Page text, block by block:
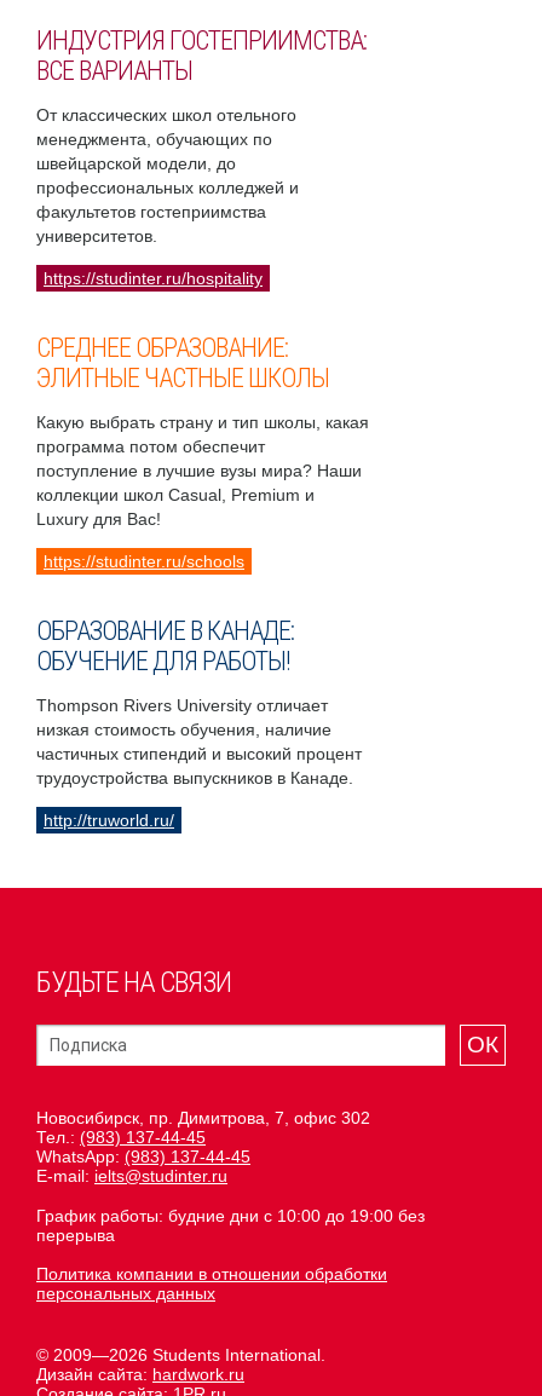
ИНДУСТРИЯ ГОСТЕПРИИМСТВА:
ВСЕ ВАРИАНТЫ
От классических школ отельного
менеджмента, обучающих по
швейцарской модели, до
профессиональных колледжей и
факультетов гостеприимства
университетов.
https://studinter.ru/hospitality
СРЕДНЕЕ ОБРАЗОВАНИЕ:
ЭЛИТНЫЕ ЧАСТНЫЕ ШКОЛЫ
Какую выбрать страну и тип школы, какая
программа потом обеспечит
поступление в лучшие вузы мира? Наши
коллекции школ Casual, Premium и
Luxury для Вас!
https://studinter.ru/schools
ОБРАЗОВАНИЕ В КАНАДЕ:
ОБУЧЕНИЕ ДЛЯ РАБОТЫ!
Thompson Rivers University отличает
низкая стоимость обучения, наличие
частичных стипендий и высокий процент
трудоустройства выпускников в Канаде.
http://truworld.ru/
БУДЬТЕ НА СВЯЗИ
ОК
Новосибирск, пр. Димитрова, 7, офис 302
Тел.: (983) 137-44-45
WhatsApp: (983) 137-44-45
E-mail: ielts@studinter.ru
График работы: будние дни с 10:00 до 19:00 без
перерыва
Политика компании в отношении обработки
персональных данных
© 2009—2026 Students International.
Дизайн сайта: hardwork.ru